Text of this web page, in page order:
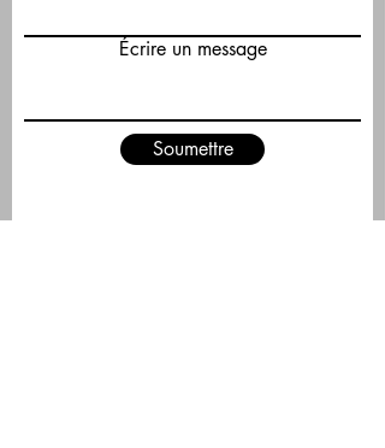
Écrire un message
Soumettre